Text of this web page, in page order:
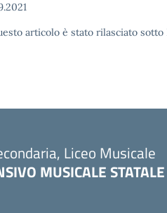
articolo è stato rilasciato
Liceo Musicale
MUSICALE STATALE